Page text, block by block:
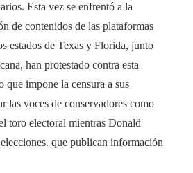
Esta vez se enfrentó a la
de contenidos de las plataformas
estados de Texas y Florida, junto
han protestado contra esta
que impone la censura a sus
las voces de conservadores como
toro electoral mientras Donald
que publican información